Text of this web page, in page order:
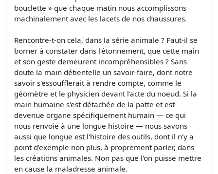
bouclette » que chaque matin nous accomplissons
machinalement avec les lacets de nos chaussures.
Rencontre-t-on cela, dans la série animale ? Faut-il se
borner à constater dans l'étonnement, que cette main
et son geste demeurent incompréhensibles ? Sans
doute la main détientelle un savoir-faire, dont notre
savoir s'essoufflerait à rendre compte, comme le
géomètre et le physicien devant l'acte du noeud. Si la
main humaine s'est détachée de la patte et est
devenue organe spécifiquement humain — ce qui
nous renvoie à une longue histoire — nous savons
aussi que longue est l'histoire des outils, dont il n'y a
point d'exemple non plus, à proprement parler, dans
les créations animales. Non pas que l'on puisse mettre
en cause la maladresse animale.